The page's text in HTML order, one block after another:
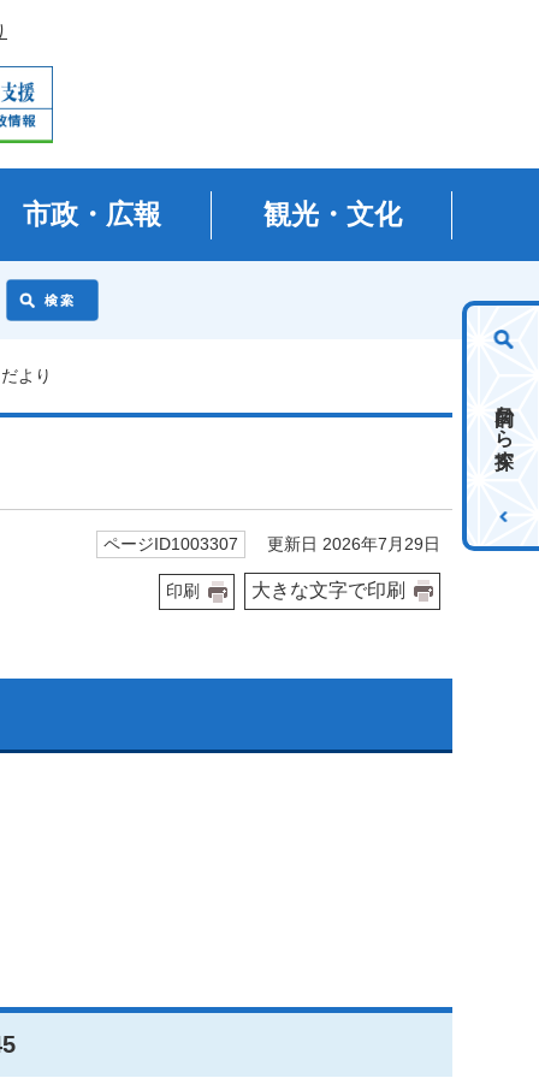
市政・広報 観光・文化
目的から探す
より
ページID1003307 更新日 2026年7月29日
印刷 大きな文字で印刷